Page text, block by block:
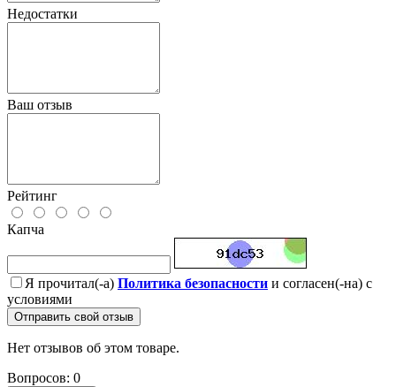
Недостатки
Ваш отзыв
Рейтинг
Капча
Я прочитал(-а) Политика безопасности и согласен(-на) с
условиями
Отправить свой отзыв
Нет отзывов об этом товаре.
Вопросов: 0